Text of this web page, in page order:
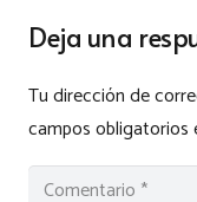
Deja una
Tu dirección de
campos obligatorios